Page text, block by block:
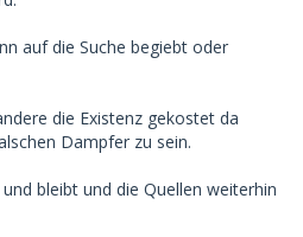
auf die Suche begiebt oder
die Existenz gekostet da
Dampfer zu sein.
bleibt und die Quellen weiterhin